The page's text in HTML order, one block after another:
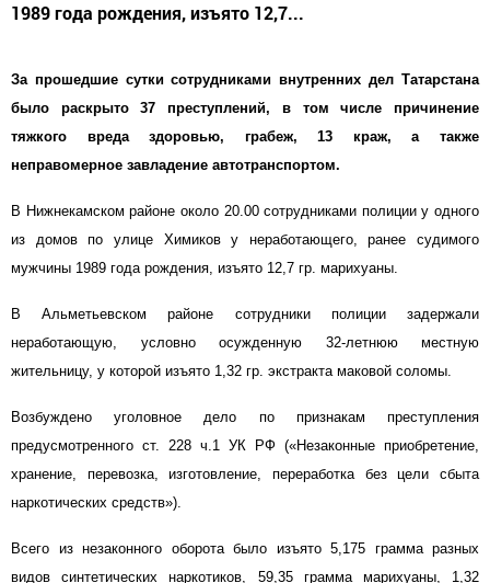
1989 года рождения, изъято 12,7...
За прошедшие сутки сотрудниками внутренних дел Татарстана
было раскрыто 37 преступлений, в том числе причинение
тяжкого вреда здоровью, грабеж, 13 краж, а также
неправомерное завладение автотранспортом.
В Нижнекамском районе около 20.00 сотрудниками полиции у одного
из домов по улице Химиков у неработающего, ранее судимого
мужчины 1989 года рождения, изъято 12,7 гр. марихуаны.
В Альметьевском районе сотрудники полиции задержали
неработающую, условно осужденную 32-летнюю местную
жительницу, у которой изъято 1,32 гр. экстракта маковой соломы.
Возбуждено уголовное дело по признакам преступления
предусмотренного ст. 228 ч.1 УК РФ («Незаконные приобретение,
хранение, перевозка, изготовление, переработка без цели сбыта
наркотических средств»).
Всего из незаконного оборота было изъято 5,175 грамма разных
видов синтетических наркотиков, 59,35 грамма марихуаны, 1,32